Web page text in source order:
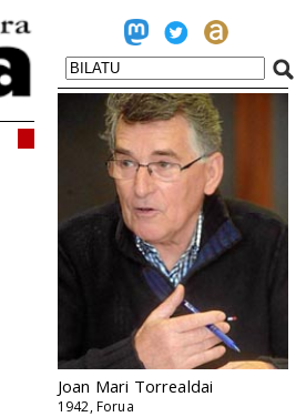
Joan Mari Torrealdai
1942, Forua